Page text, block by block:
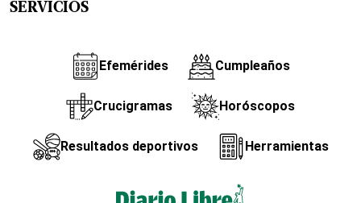
SERVICIOS
Efemérides Cumpleaños
Crucigramas Horóscopos
Resultados deportivos Herramientas